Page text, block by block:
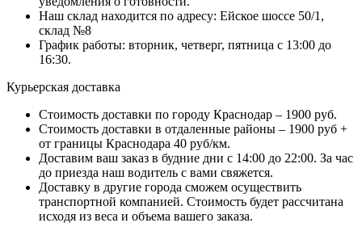
Наш склад находится по адресу: Ейское шоссе 50/1,
склад №8
График работы: вторник, четверг, пятница с 13:00 до
16:30.
Курьерская доставка
Стоимость доставки по городу Краснодар – 1900 руб.
Стоимость доставки в отдаленные районы – 1900 руб +
от границы Краснодара 40 руб/км.
Доставим ваш заказ в будние дни с 14:00 до 22:00. За час
до приезда наш водитель с вами свяжется.
Доставку в другие города сможем осуществить
транспортной компанией. Стоимость будет рассчитана
исходя из веса и объема вашего заказа.